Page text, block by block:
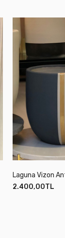
Laguna Vizon
2.400,00TL